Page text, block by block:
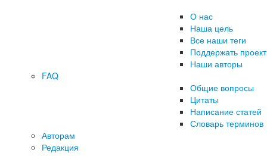
О нас
Наша цель
Все наши теги
Поддержать проект
Наши авторы
FAQ
Общие вопросы
Цитаты
Написание статей
Словарь терминов
Авторам
Редакция